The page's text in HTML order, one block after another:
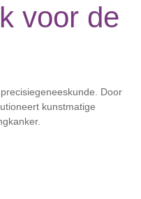
voor de
Door
kunstmatige